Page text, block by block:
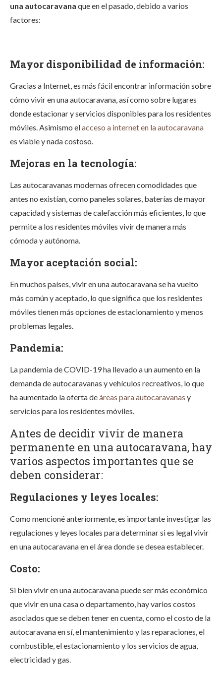
una autocaravana que en el pasado, debido a varios
factores:
Mayor disponibilidad de información:
Gracias a Internet, es más fácil encontrar información sobre
cómo vivir en una autocaravana, así como sobre lugares
donde estacionar y servicios disponibles para los residentes
móviles. Asimismo elacceso a internet en la autocaravana
es viable y nada costoso.
Mejoras en la tecnología:
Las autocaravanas modernas ofrecen comodidades que
antes no existían, como paneles solares, baterías de mayor
capacidad y sistemas de calefacción más eficientes, lo que
permite a los residentes móviles vivir de manera más
cómoda y autónoma.
Mayor aceptación social:
En muchos países, vivir en una autocaravana se ha vuelto
más común y aceptado, lo que significa que los residentes
móviles tienen más opciones de estacionamiento y menos
problemas legales.
Pandemia:
La pandemia de COVID-19 ha llevado a un aumento en la
demanda de autocaravanas y vehículos recreativos, lo que
ha aumentado la oferta de áreas para autocaravanas y
servicios para los residentes móviles.
Antes de decidir vivir de manera
permanente en una autocaravana, hay
varios aspectos importantes que se
deben considerar:
Regulaciones y leyes locales:
Como mencioné anteriormente, es importante investigar las
regulaciones y leyes locales para determinar si es legal vivir
en una autocaravana en el área donde se desea establecer.
Costo:
Si bien vivir en una autocaravana puede ser más económico
que vivir en una casa o departamento, hay varios costos
asociados que se deben tener en cuenta, como el costo de la
autocaravana en sí, el mantenimiento y las reparaciones, el
combustible, el estacionamiento y los servicios de agua,
electricidad y gas.